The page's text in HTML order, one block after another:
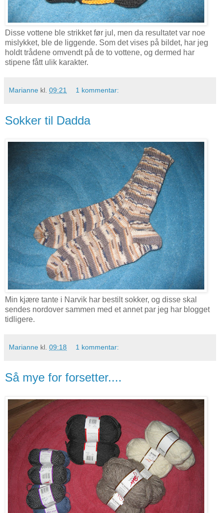
Disse vottene ble strikket før jul, men da resultatet var noe
mislykket, ble de liggende. Som det vises på bildet, har jeg
holdt trådene omvendt på de to vottene, og dermed har
stipene fått ulik karakter.
Marianne kl. 09:21 1 kommentar:
Sokker til Dadda
Min kjære tante i Narvik har bestilt sokker, og disse skal
sendes nordover sammen med et annet par jeg har blogget
tidligere.
Marianne kl. 09:18 1 kommentar:
Så mye for forsetter....